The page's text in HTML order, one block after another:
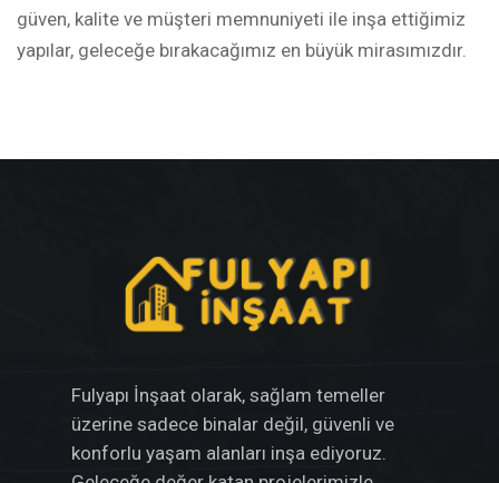
güven, kalite ve müşteri memnuniyeti ile inşa ettiğimiz
yapılar, geleceğe bırakacağımız en büyük mirasımızdır.
Fulyapı İnşaat olarak, sağlam temeller
üzerine sadece binalar değil, güvenli ve
konforlu yaşam alanları inşa ediyoruz.